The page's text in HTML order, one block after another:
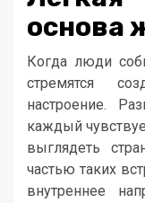
основа
Когда люди
стремятся
настроение.
каждый
выглядеть
частью таких
внутреннее